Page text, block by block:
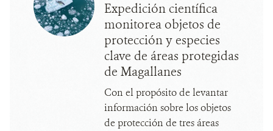
Expedición científica
monitorea objetos de
protección y especies
clave de áreas protegidas
de Magallanes
Con el propósito de levantar
información sobre los objetos
de protección de tres áreas